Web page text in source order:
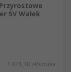
5V Wałek
1 041,30 zł/sztuka